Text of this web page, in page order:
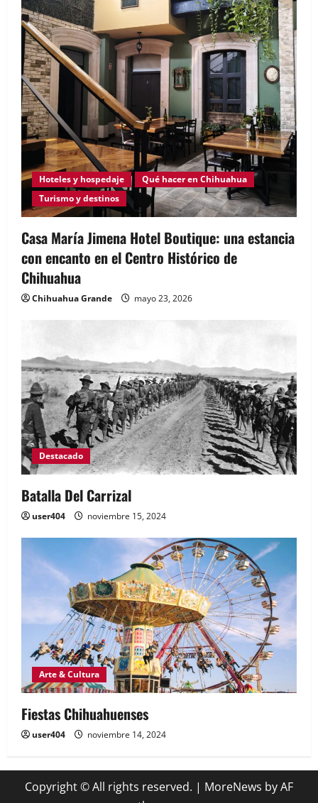
Hoteles y hospedaje
Qué hacer en Chihuahua
Turismo y destinos
Casa María Jimena Hotel Boutique: una estancia
con encanto en el Centro Histórico de
Chihuahua
Chihuahua Grande mayo 23, 2026
Destacado
Batalla Del Carrizal
user404 noviembre 15, 2024
Arte & Cultura
Fiestas Chihuahuenses
user404 noviembre 14, 2024
Copyright © All rights reserved. | MoreNews by AF